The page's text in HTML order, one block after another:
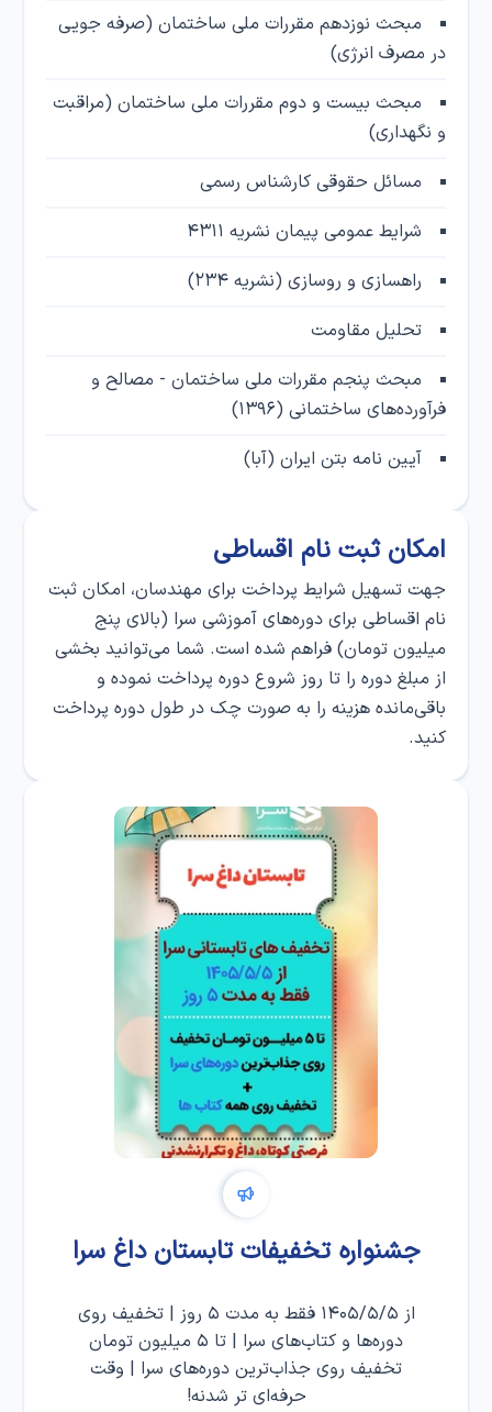
مبحث نوزدهم مقررات ملی ساختمان (صرفه جویی
در مصرف انرژی)
مبحث بیست و دوم مقررات ملی ساختمان (مراقبت
و نگهداری)
مسائل حقوقی کارشناس رسمی
شرایط عمومی پیمان نشریه ۴۳۱۱
راهسازی و روسازی (نشریه ۲۳۴)
تحلیل مقاومت
مبحث پنجم مقررات ملی ساختمان - مصالح و
فرآورده‌های ساختمانی (۱۳۹۶)
آیین نامه بتن ایران (آبا)
امکان ثبت‌ نام اقساطی
جهت تسهیل شرایط پرداخت برای مهندسان، امکان ثبت‌
نام اقساطی برای دوره‌های آموزشی سرا (بالای پنج
میلیون تومان) فراهم شده است. شما می‌توانید بخشی
از مبلغ دوره را تا روز شروع دوره پرداخت نموده و
باقی‌مانده هزینه را به صورت چک در طول دوره پرداخت
کنید.
جشنواره تخفیفات تابستان داغ سرا
از ۱۴۰۵/۵/۵ فقط به مدت ۵ روز | تخفیف روی
دوره‌ها و کتاب‌های سرا | تا ۵ میلیون تومان
تخفیف روی جذاب‌ترین دوره‌های سرا | وقت
حرفه‌ای تر شدنه!